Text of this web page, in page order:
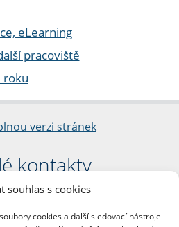
souhlas s cookies
cookies a další sledovací nástroje
eLearning
pracoviště
roku
verzi stránek
kontakty
fakulta
Palacha 1/2